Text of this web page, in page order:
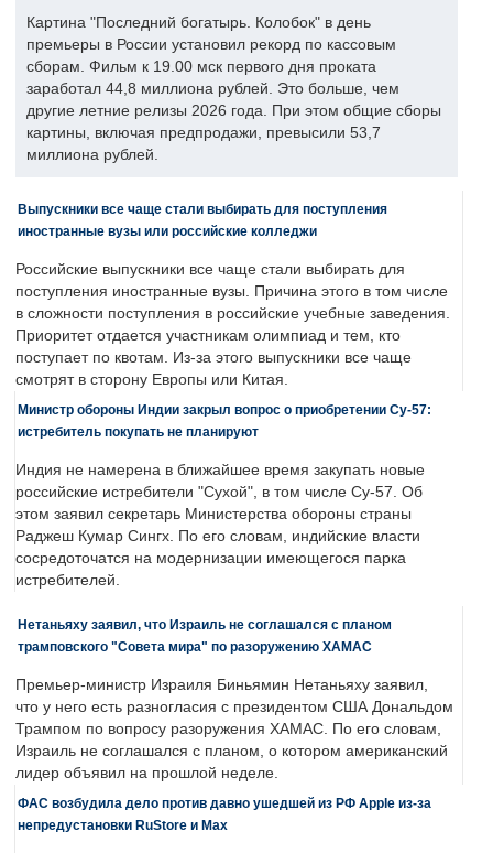
Картина "Последний богатырь. Колобок" в день
премьеры в России установил рекорд по кассовым
сборам. Фильм к 19.00 мск первого дня проката
заработал 44,8 миллиона рублей. Это больше, чем
другие летние релизы 2026 года. При этом общие сборы
картины, включая предпродажи, превысили 53,7
миллиона рублей.
Выпускники все чаще стали выбирать для поступления
иностранные вузы или российские колледжи
Российские выпускники все чаще стали выбирать для
поступления иностранные вузы. Причина этого в том числе
в сложности поступления в российские учебные заведения.
Приоритет отдается участникам олимпиад и тем, кто
поступает по квотам. Из-за этого выпускники все чаще
смотрят в сторону Европы или Китая.
Министр обороны Индии закрыл вопрос о приобретении Су-57:
истребитель покупать не планируют
Индия не намерена в ближайшее время закупать новые
российские истребители "Сухой", в том числе Су-57. Об
этом заявил секретарь Министерства обороны страны
Раджеш Кумар Сингх. По его словам, индийские власти
сосредоточатся на модернизации имеющегося парка
истребителей.
Нетаньяху заявил, что Израиль не соглашался с планом
трамповского "Совета мира" по разоружению ХАМАС
Премьер-министр Израиля Биньямин Нетаньяху заявил,
что у него есть разногласия с президентом США Дональдом
Трампом по вопросу разоружения ХАМАС. По его словам,
Израиль не соглашался с планом, о котором американский
лидер объявил на прошлой неделе.
ФАС возбудила дело против давно ушедшей из РФ Apple из-за
непредустановки RuStore и Max